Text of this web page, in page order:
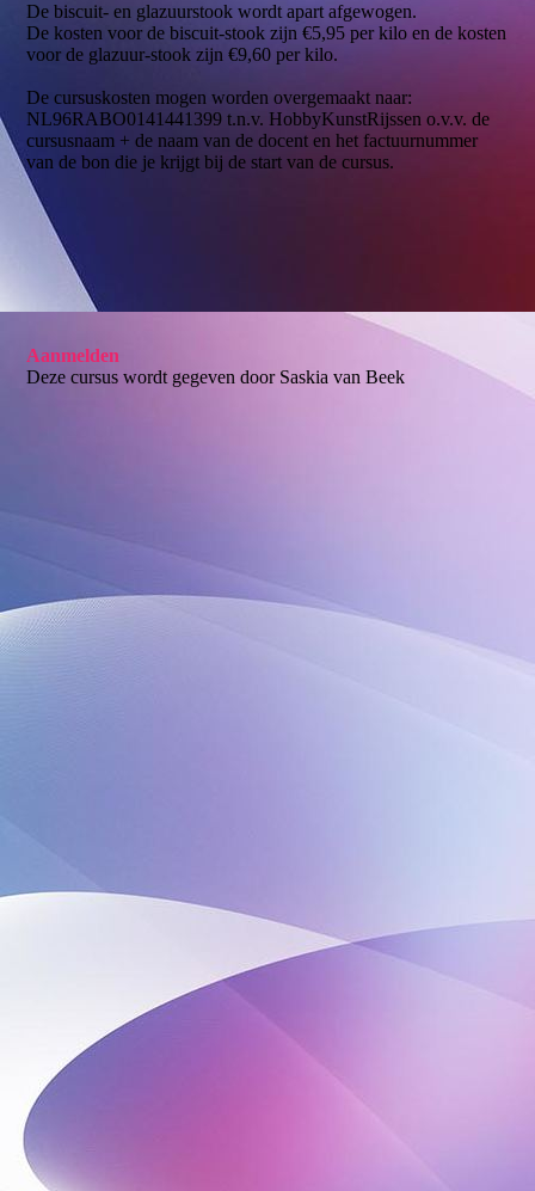
De biscuit- en glazuurstook wordt apart afgewogen.
De kosten voor de biscuit-stook zijn €5,95 per kilo en de kosten
voor de glazuur-stook zijn €9,60 per kilo.
De cursuskosten mogen worden overgemaakt naar:
NL96RABO0141441399 t.n.v. HobbyKunstRijssen o.v.v. de
cursusnaam + de naam van de docent en het factuurnummer
van de bon die je krijgt bij de start van de cursus.
Aanmelden
Deze cursus wordt gegeven door Saskia van Beek